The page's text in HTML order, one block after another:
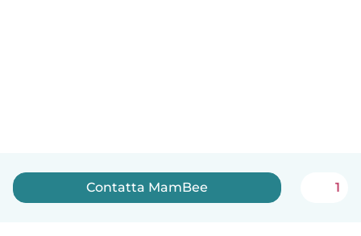
Contatta MamBee 1